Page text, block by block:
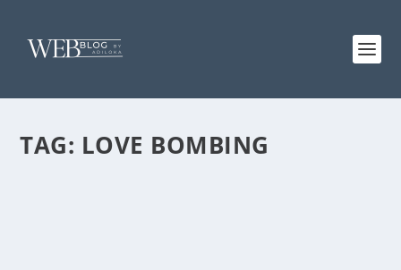
TAG: LOVE BOMBING